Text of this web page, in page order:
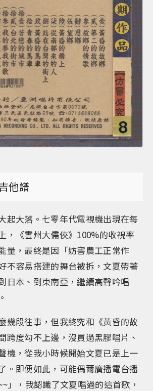
他譜
起大落。七零年代電視機出現在每
，《雲州大儒俠》100%的收視率
量，最終是因「妨害農工正常作
不容易搭建的舞台被拆，文夏帶著
日本、到東南亞，繼續高聲吟唱
幾段往事，但我終究和《黃昏的故
跨度勾不上邊，沒買過黑膠唱片、
機，從我小時候開始文夏已是上一
。即便如此，可能偶爾廣播電台播
」，我認識了文夏唱過的這首歌，